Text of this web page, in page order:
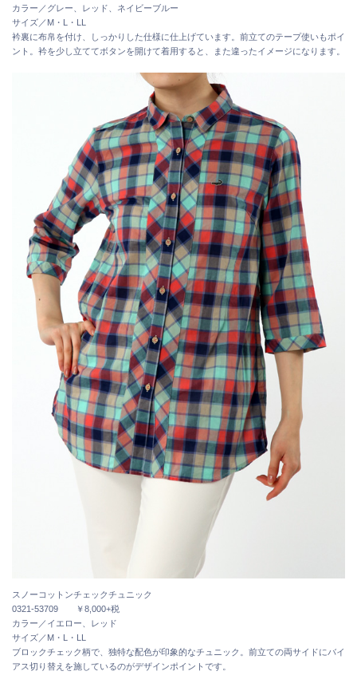
カラー／グレー、レッド、ネイビーブルー
サイズ／M・L・LL
衿裏に布帛を付け、しっかりした仕様に仕上げています。前立てのテープ使いもポイ
ント。衿を少し立ててボタンを開けて着用すると、また違ったイメージになります。
スノーコットンチェックチュニック
0321-53709 ￥8,000+税
カラー／イエロー、レッド
サイズ／M・L・LL
ブロックチェック柄で、独特な配色が印象的なチュニック。前立ての両サイドにバイ
アス切り替えを施しているのがデザインポイントです。